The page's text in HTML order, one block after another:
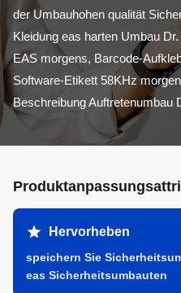
der Umbauhohen qualität
Kleidung eas harten Umbau
EAS morgens, Barcode-
Software-Etikett 58KHz
Beschreibung Auftretenumbau
Hervorheben
speichern Sie
eas Sicherheitsumbauten